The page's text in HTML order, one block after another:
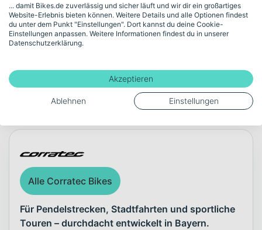
Warum dieses Bike in der Kategorie E-Trekkingbikes
überzeugt
In der KategorieE-Trekkingbikes
leistungsstarken Bosch-Antriebssystem und der hochwertigen
MAGURA Bremsanlage erhältst du ein durchdachtes Gesamtpaket
für Alltag und Tour. Das Corratec Life CX7 12S bietet dir damit eine
26
Über die Marke Corratec
Alle Corratec Bikes
Für Pendelstrecken, Stadtfahrten und sportliche
Touren – durchdacht entwickelt in Bayern.
... damit Bikes.de zuverlässig und sicher läuft und wir dir ein großartiges
Website-Erlebnis bieten können. Weitere Details und alle Optionen findest
du unter dem Punkt "Einstellungen". Dort kannst du deine Cookie-
Einstellungen anpassen. Weitere Informationen findest du in unserer
Datenschutzerklärung.
Akzeptieren
Ablehnen Einstellungen